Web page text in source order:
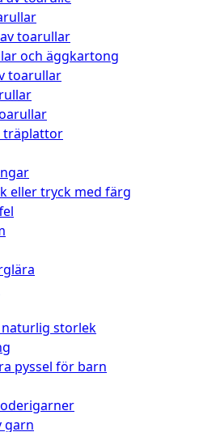
toarullar
och äggkartong
toarullar
träplattor
eller tryck med färg
storlek
pyssel för barn
garn